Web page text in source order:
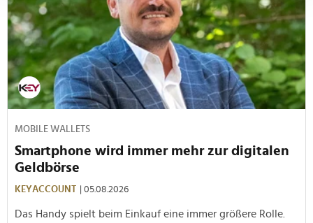
Abschnitt Einzelheiten
fest.
Wir verwenden Cookies, um Inhalte und Anzeigen zu
personalisieren, Funktionen für soziale Medien anbieten
zu können und die Zugriffe auf unsere Website zu
analysieren. Außerdem geben wir Informationen zu Ihrer
soziale Medien, Werbung und Analysen weiter. Unsere
Partner führen diese Informationen möglicherweise mit
weiteren Daten zusammen, die Sie ihnen bereitgestellt
haben oder die sie im Rahmen Ihrer Nutzung der Dienste
MOBILE WALLETS
Smartphone wird immer mehr zur digitalen
Geldbörse
KEYACCOUNT | 05.08.2026
Das Handy spielt beim Einkauf eine immer größere Rolle.